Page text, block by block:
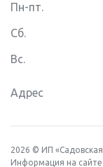
Пн-пт.
Сб.
Вс.
Адрес
2026 © ИП
Информация на сайте